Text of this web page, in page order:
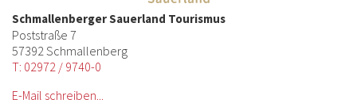
Schmallenberger Sauerland Tourismus
Poststraße 7
57392 Schmallenberg
T: 02972 / 9740-0
E-Mail schreiben...